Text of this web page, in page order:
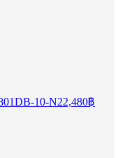
10-N22,480฿